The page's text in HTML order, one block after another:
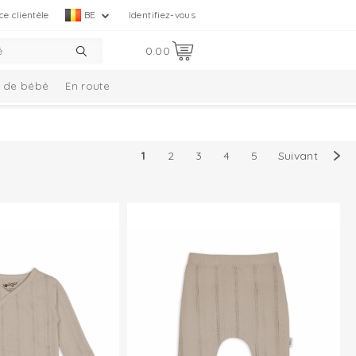
Identifiez-vous
BE
clientèle
0.00
de bébé En route
1 2 3 4 5 Suivant